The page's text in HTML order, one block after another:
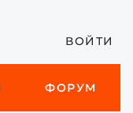
ВОЙТИ
ФОРУМ